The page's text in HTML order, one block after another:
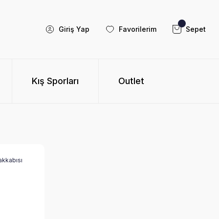
Giriş Yap Favorilerim Sepet
Kış Sporları Outlet